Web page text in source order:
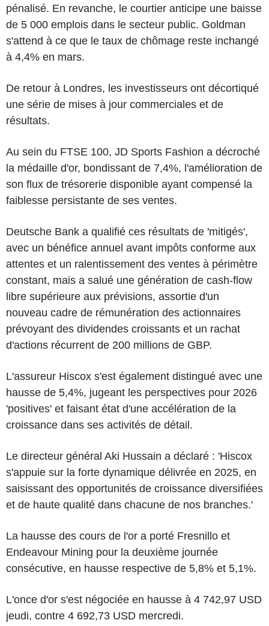
pénalisé. En revanche, le courtier anticipe une baisse
de 5 000 emplois dans le secteur public. Goldman
s'attend à ce que le taux de chômage reste inchangé
à 4,4% en mars.
De retour à Londres, les investisseurs ont décortiqué
une série de mises à jour commerciales et de
résultats.
Au sein du FTSE 100, JD Sports Fashion a décroché
la médaille d'or, bondissant de 7,4%, l'amélioration de
son flux de trésorerie disponible ayant compensé la
faiblesse persistante de ses ventes.
Deutsche Bank a qualifié ces résultats de 'mitigés',
avec un bénéfice annuel avant impôts conforme aux
attentes et un ralentissement des ventes à périmètre
constant, mais a salué une génération de cash-flow
libre supérieure aux prévisions, assortie d'un
nouveau cadre de rémunération des actionnaires
prévoyant des dividendes croissants et un rachat
d'actions récurrent de 200 millions de GBP.
L'assureur Hiscox s'est également distingué avec une
hausse de 5,4%, jugeant les perspectives pour 2026
'positives' et faisant état d'une accélération de la
croissance dans ses activités de détail.
Le directeur général Aki Hussain a déclaré : 'Hiscox
s'appuie sur la forte dynamique délivrée en 2025, en
saisissant des opportunités de croissance diversifiées
et de haute qualité dans chacune de nos branches.'
La hausse des cours de l'or a porté Fresnillo et
Endeavour Mining pour la deuxième journée
consécutive, en hausse respective de 5,8% et 5,1%.
L'once d'or s'est négociée en hausse à 4 742,97 USD
jeudi, contre 4 692,73 USD mercredi.